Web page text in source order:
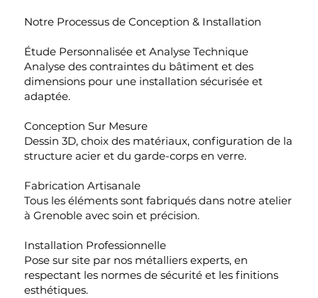
Notre Processus de Conception & Installation
Étude Personnalisée et Analyse Technique
Analyse des contraintes du bâtiment et des
dimensions pour une installation sécurisée et
adaptée.
Conception Sur Mesure
Dessin 3D, choix des matériaux, configuration de la
structure acier et du garde-corps en verre.
Fabrication Artisanale
Tous les éléments sont fabriqués dans notre atelier
à Grenoble avec soin et précision.
Installation Professionnelle
Pose sur site par nos métalliers experts, en
respectant les normes de sécurité et les finitions
esthétiques.